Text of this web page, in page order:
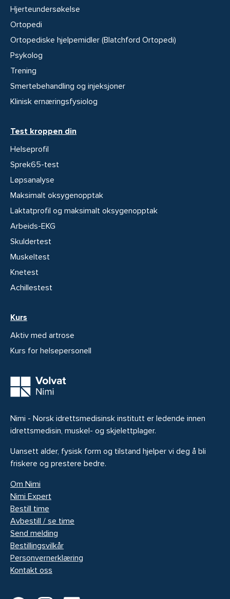
Nimi - Norsk idrettsmedisinsk institutt er ledende innen
idrettsmedisin, muskel- og skjelettplager.
Uansett alder, fysisk form og tilstand hjelper vi deg å bli
friskere og prestere bedre.
Om Nimi
Nimi Expert
Bestill time
Avbestill / se time
Send melding
Bestillingsvilkår
Personvernerklæring
Kontakt oss
Hjerteundersøkelse
Ortopedi
Ortopediske hjelpemidler (Blatchford Ortopedi)
Psykolog
Trening
Smertebehandling og injeksjoner
Klinisk ernæringsfysiolog
Test kroppen din
Helseprofil
Sprek65-test
Løpsanalyse
Maksimalt oksygenopptak
Laktatprofil og maksimalt oksygenopptak
Arbeids-EKG
Skuldertest
Muskeltest
Knetest
Achillestest
Kurs
Aktiv med artrose
Kurs for helsepersonell